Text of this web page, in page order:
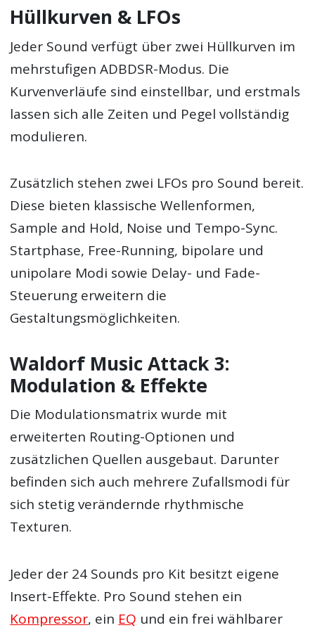
Hüllkurven & LFOs
Jeder Sound verfügt über zwei Hüllkurven im
mehrstufigen ADBDSR-Modus. Die
Kurvenverläufe sind einstellbar, und erstmals
lassen sich alle Zeiten und Pegel vollständig
modulieren.
Zusätzlich stehen zwei LFOs pro Sound bereit.
Diese bieten klassische Wellenformen,
Sample and Hold, Noise und Tempo-Sync.
Startphase, Free-Running, bipolare und
unipolare Modi sowie Delay- und Fade-
Steuerung erweitern die
Gestaltungsmöglichkeiten.
Waldorf Music Attack 3:
Modulation & Effekte
Die Modulationsmatrix wurde mit
erweiterten Routing-Optionen und
zusätzlichen Quellen ausgebaut. Darunter
befinden sich auch mehrere Zufallsmodi für
sich stetig verändernde rhythmische
Texturen.
Jeder der 24 Sounds pro Kit besitzt eigene
Insert-Effekte. Pro Sound stehen ein
Kompressor, ein EQ und ein frei wählbarer